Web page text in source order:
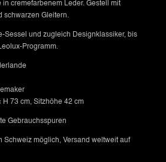
cremefarbenem Leder. Gestell mit
schwarzen Gleitern.
Sessel und zugleich Designklassiker, bis
Programm.
H 73 cm, Sitzhöhe 42 cm
Gebrauchsspuren
Schweiz möglich, Versand weltweit auf